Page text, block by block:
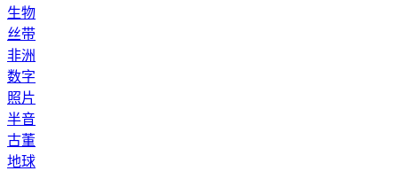
生物
丝带
非洲
数字
照片
半音
古董
地球